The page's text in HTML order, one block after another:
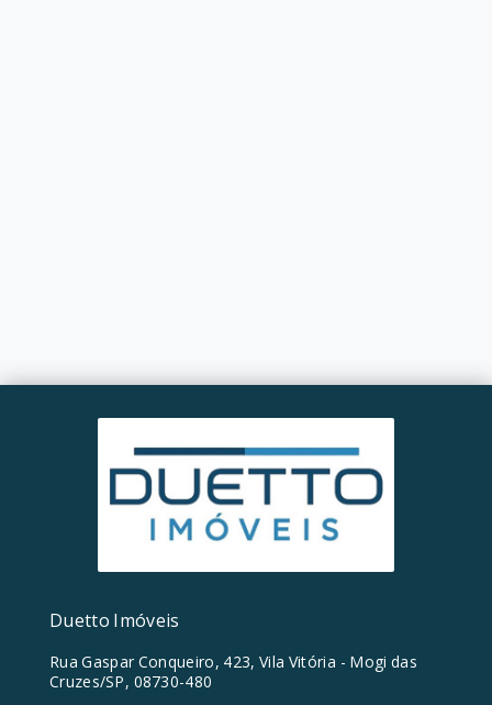
Duetto Imóveis
Rua Gaspar Conqueiro, 423, Vila Vitória - Mogi das
Cruzes/SP, 08730-480